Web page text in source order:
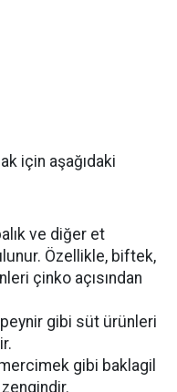
için aşağıdaki
ve diğer et
Özellikle, biftek,
çinko açısından
gibi süt ürünleri
gibi baklagil